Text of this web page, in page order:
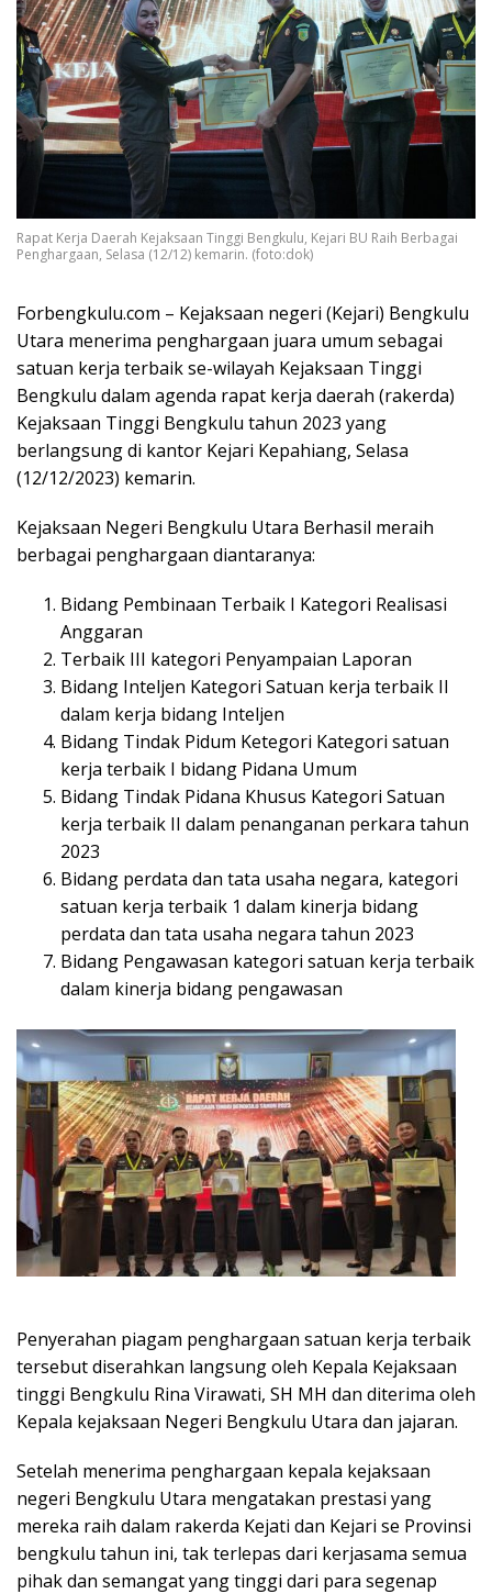
Rapat Kerja Daerah Kejaksaan Tinggi Bengkulu, Kejari BU Raih Berbagai
Penghargaan, Selasa (12/12) kemarin. (foto:dok)
Forbengkulu.com – Kejaksaan negeri (Kejari) Bengkulu
Utara menerima penghargaan juara umum sebagai
satuan kerja terbaik se-wilayah Kejaksaan Tinggi
Bengkulu dalam agenda rapat kerja daerah (rakerda)
Kejaksaan Tinggi Bengkulu tahun 2023 yang
berlangsung di kantor Kejari Kepahiang, Selasa
(12/12/2023) kemarin.
Kejaksaan Negeri Bengkulu Utara Berhasil meraih
berbagai penghargaan diantaranya:
Bidang Pembinaan Terbaik I Kategori Realisasi
Anggaran
Terbaik III kategori Penyampaian Laporan
Bidang Inteljen Kategori Satuan kerja terbaik II
dalam kerja bidang Inteljen
Bidang Tindak Pidum Ketegori Kategori satuan
kerja terbaik I bidang Pidana Umum
Bidang Tindak Pidana Khusus Kategori Satuan
kerja terbaik II dalam penanganan perkara tahun
2023
Bidang perdata dan tata usaha negara, kategori
satuan kerja terbaik 1 dalam kinerja bidang
perdata dan tata usaha negara tahun 2023
Bidang Pengawasan kategori satuan kerja terbaik
dalam kinerja bidang pengawasan
Penyerahan piagam penghargaan satuan kerja terbaik
tersebut diserahkan langsung oleh Kepala Kejaksaan
tinggi Bengkulu Rina Virawati, SH MH dan diterima oleh
Kepala kejaksaan Negeri Bengkulu Utara dan jajaran.
Setelah menerima penghargaan kepala kejaksaan
negeri Bengkulu Utara mengatakan prestasi yang
mereka raih dalam rakerda Kejati dan Kejari se Provinsi
bengkulu tahun ini, tak terlepas dari kerjasama semua
pihak dan semangat yang tinggi dari para segenap